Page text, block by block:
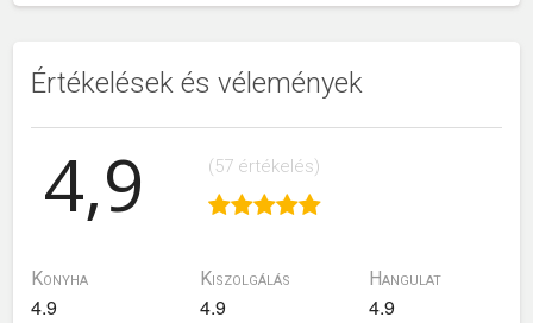
Értékelések és vélemények
4,9 (57 értékelés)
Konyha
4.9
Kiszolgálás
4.9
Hangulat
4.9